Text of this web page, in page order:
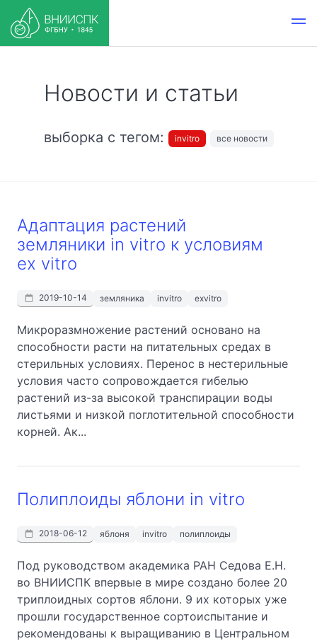
Новости и статьи
выборка с тегом: invitro все новости
Адаптация растений
земляники in vitro к условиям
ex vitro
2019-10-14 земляника invitro exvitro
Микроразмножение растений основано на
способности расти на питательных средах в
стерильных условиях. Перенос в нестерильные
условия часто сопровождается гибелью
растений из-за высокой транспирации воды
листьями и низкой поглотительной способности
корней. Ак...
Полиплоиды яблони in vitro
2018-06-12 яблоня invitro полиплоиды
Под руководством академика РАН Седова Е.Н.
во ВНИИСПК впервые в мире создано более 20
триплоидных сортов яблони. 9 их которых уже
прошли государственное сортоиспытание и
рекомендованы к выращиванию в Центральном